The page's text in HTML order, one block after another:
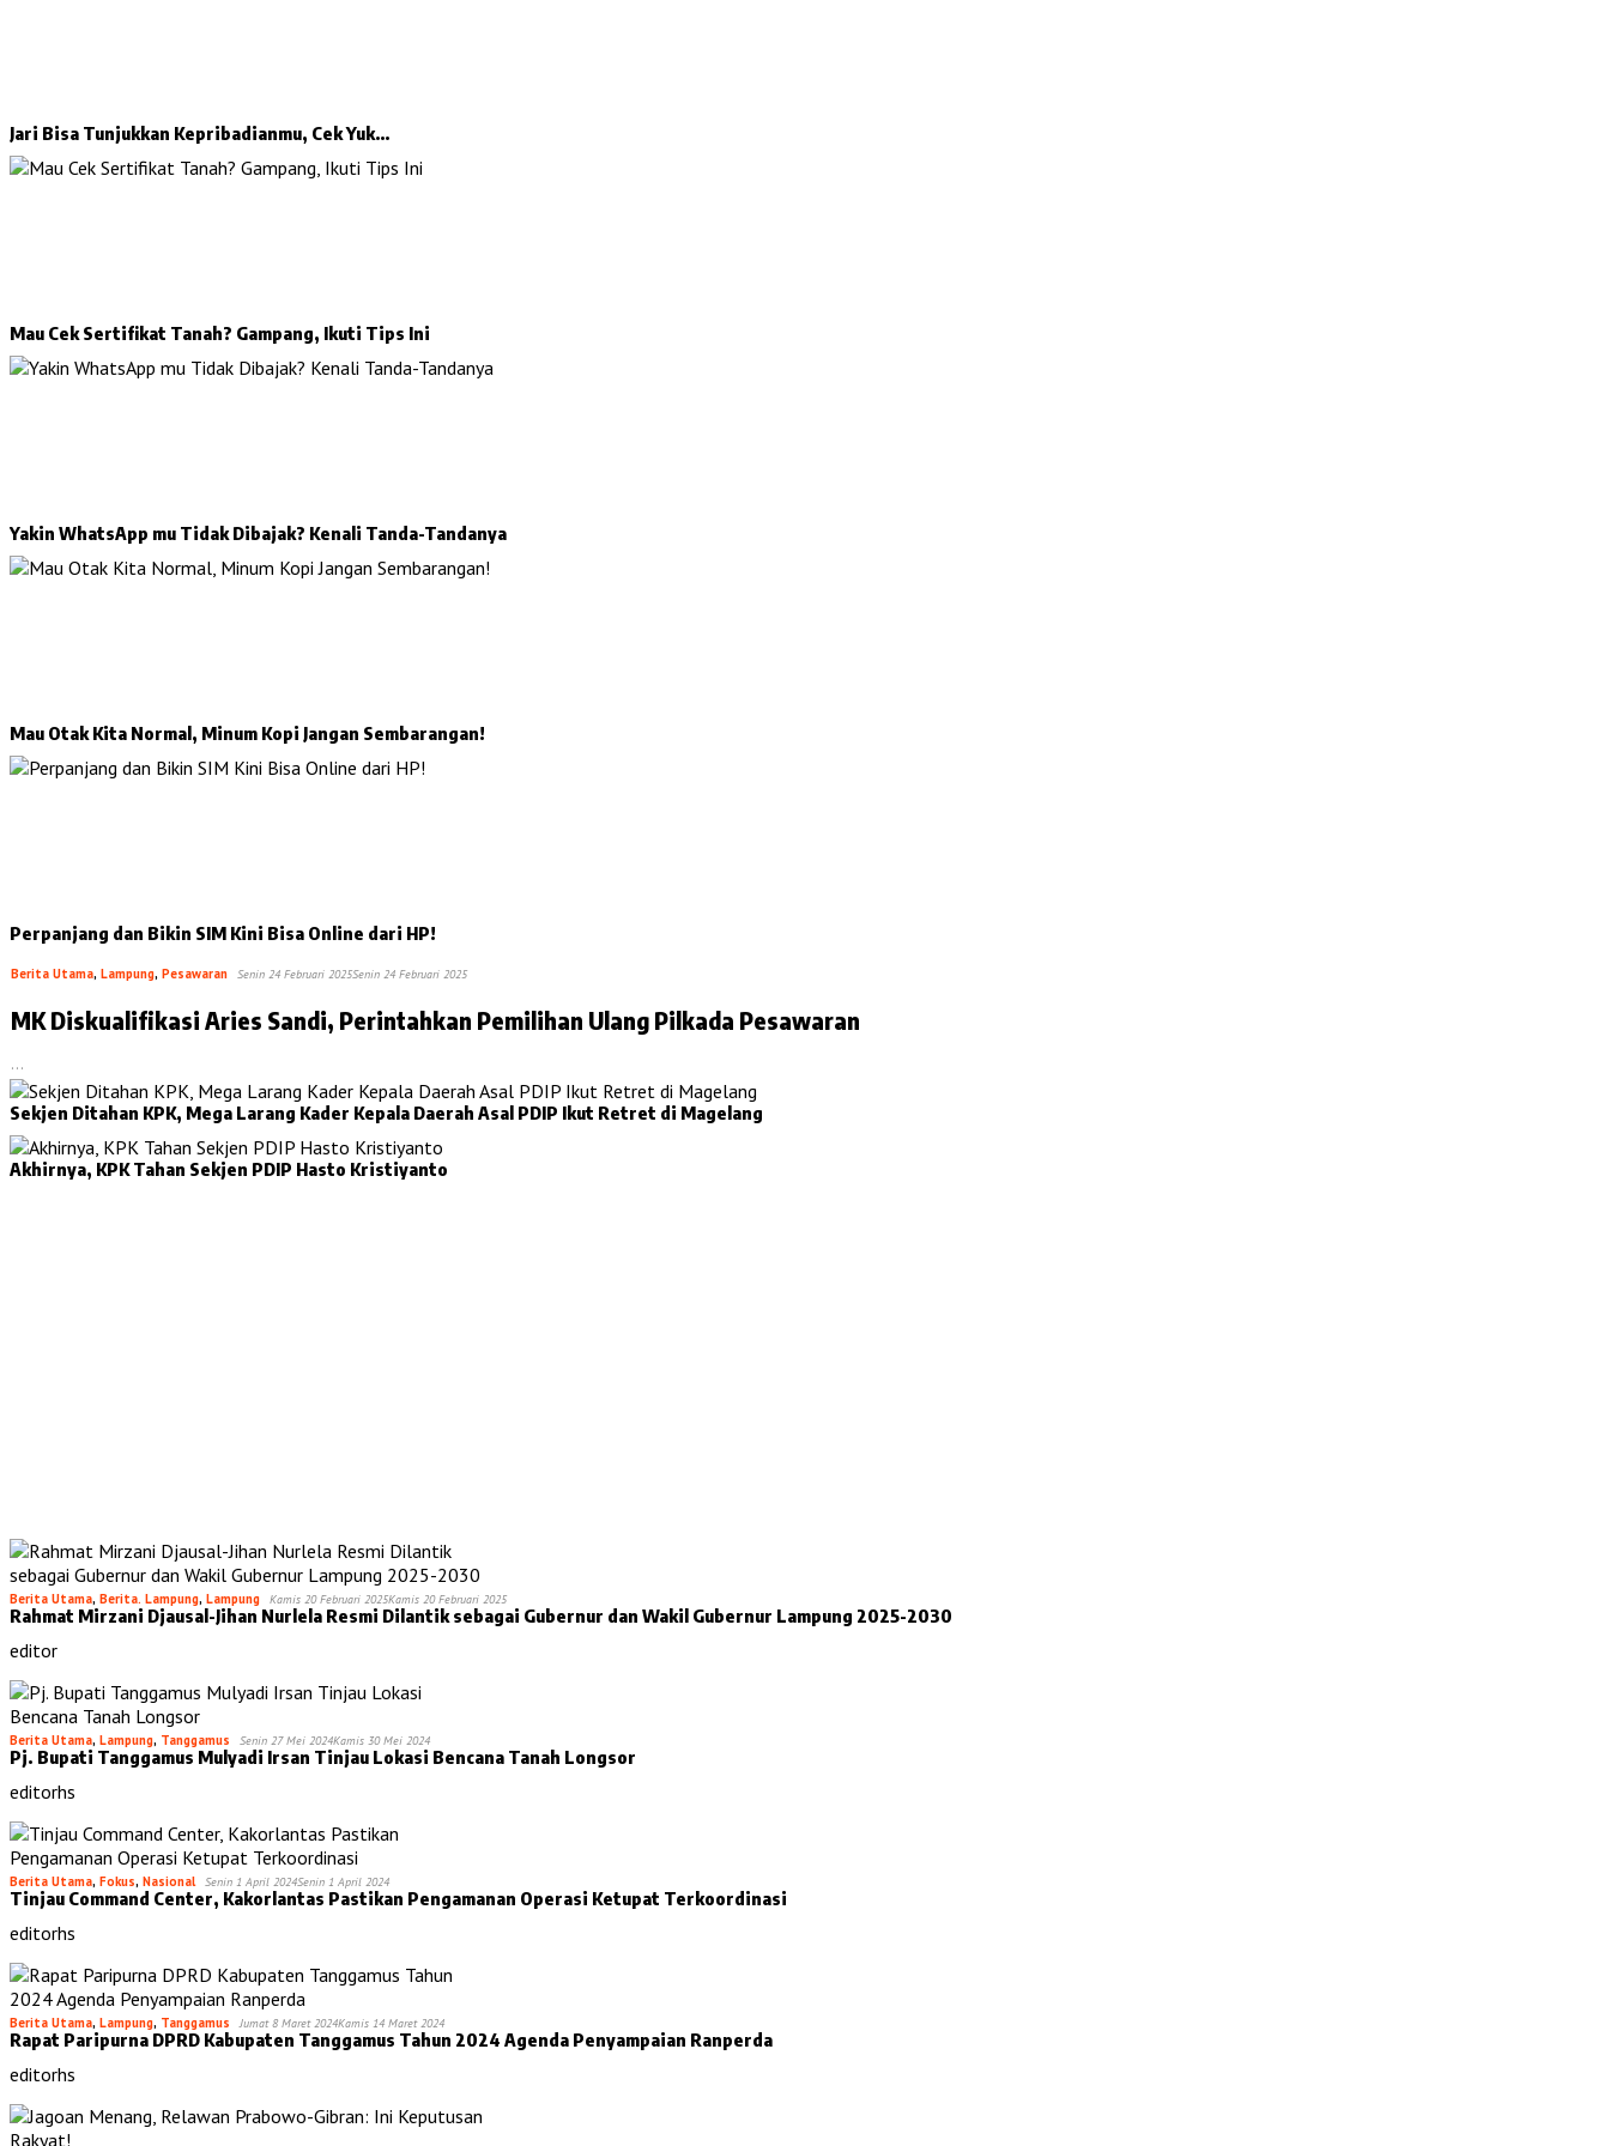
Jari Bisa Tunjukkan Kepribadianmu, Cek Yuk…
Mau Cek Sertifikat Tanah? Gampang, Ikuti Tips Ini
Yakin WhatsApp mu Tidak Dibajak? Kenali Tanda-Tandanya
Mau Otak Kita Normal, Minum Kopi Jangan Sembarangan!
Perpanjang dan Bikin SIM Kini Bisa Online dari HP!
Berita Utama, Lampung, Pesawaran Senin 24 Februari 2025Senin 24 Februari 2025
MK Diskualifikasi Aries Sandi, Perintahkan Pemilihan Ulang Pilkada Pesawaran
…
Sekjen Ditahan KPK, Mega Larang Kader Kepala Daerah Asal PDIP Ikut Retret di Magelang
Akhirnya, KPK Tahan Sekjen PDIP Hasto Kristiyanto
Berita Utama, Berita. Lampung, Lampung Kamis 20 Februari 2025Kamis 20 Februari 2025
Rahmat Mirzani Djausal-Jihan Nurlela Resmi Dilantik sebagai Gubernur dan Wakil Gubernur Lampung 2025-2030
editor
Berita Utama, Lampung, Tanggamus Senin 27 Mei 2024Kamis 30 Mei 2024
Pj. Bupati Tanggamus Mulyadi Irsan Tinjau Lokasi Bencana Tanah Longsor
editorhs
Berita Utama, Fokus, Nasional Senin 1 April 2024Senin 1 April 2024
Tinjau Command Center, Kakorlantas Pastikan Pengamanan Operasi Ketupat Terkoordinasi
editorhs
Berita Utama, Lampung, Tanggamus Jumat 8 Maret 2024Kamis 14 Maret 2024
Rapat Paripurna DPRD Kabupaten Tanggamus Tahun 2024 Agenda Penyampaian Ranperda
editorhs